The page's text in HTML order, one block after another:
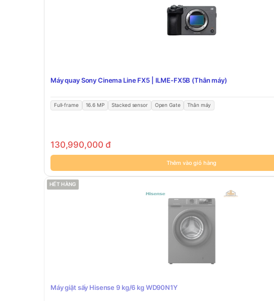
Máy quay Sony Cinema Line FX5 | ILME-FX5B (Thân máy)
Full-frame 16.6 MP Stacked sensor Open Gate Thân máy
130,990,000đ
Thêm vào giỏ hàng
HẾT HÀNG
Máy giặt sấy Hisense 9 kg/6 kg WD90N1Y